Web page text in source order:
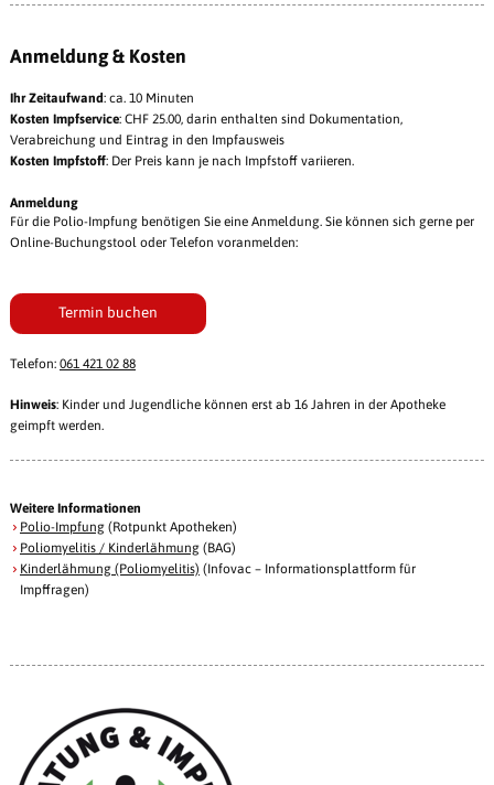
Anmeldung & Kosten
Ihr Zeitaufwand: ca. 10 Minuten
Kosten Impfservice: CHF 25.00, darin enthalten sind Dokumentation,
Verabreichung und Eintrag in den Impfausweis
Kosten Impfstoff: Der Preis kann je nach Impfstoff variieren.
Anmeldung
Für die Polio-Impfung benötigen Sie eine Anmeldung. Sie können sich gerne per
Online-Buchungstool oder Telefon voranmelden:
Termin buchen
Telefon: 061 421 02 88
Hinweis: Kinder und Jugendliche können erst ab 16 Jahren in der Apotheke
geimpft werden.
Weitere Informationen
Polio-Impfung (Rotpunkt Apotheken)
Poliomyelitis / Kinderlähmung (BAG)
Kinderlähmung (Poliomyelitis) (Infovac – Informationsplattform für
Impffragen)